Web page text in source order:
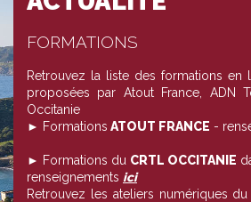
FORMATIONS
Retrouvez la liste des formations en
proposées par Atout France, ADN
Occitanie
► Formations ATOUT FRANCE -
► Formations du CRTL OCCITANIE
renseignements ici
Retrouvez les ateliers numériques du